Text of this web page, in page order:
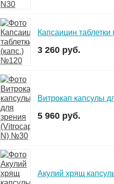
Капсаицин
3 260 руб.
Витрокап капсулы
5 960 руб.
Акулий хрящ